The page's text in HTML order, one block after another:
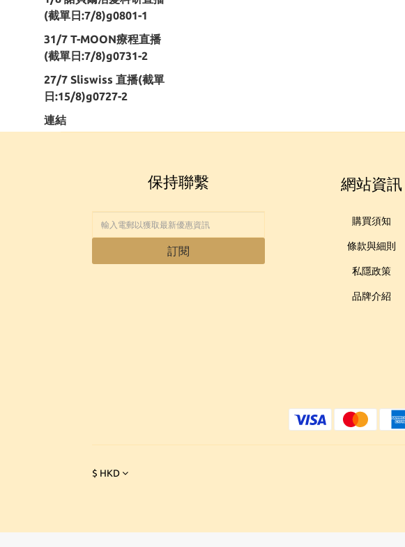
(截單日:7/8)g0801-1
31/7 T-MOON療程直播
(截單日:7/8)g0731-2
27/7 Sliswiss 直播(截單
日:15/8)g0727-2
連結
保持聯繫
訂閱
網站資訊
購買須知
條款與細則
私隱政策
品牌介紹
$ HKD